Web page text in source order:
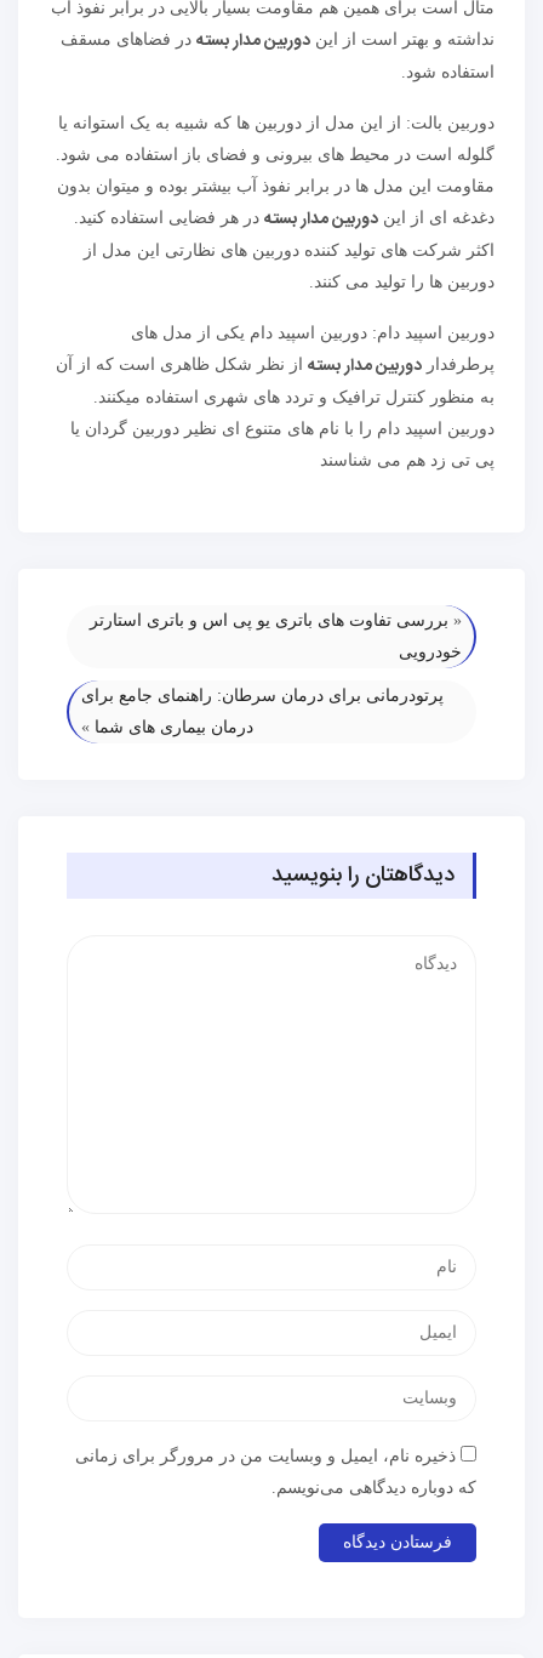
متال است برای همین هم مقاومت بسیار بالایی در برابر نفوذ آب
نداشته و بهتر است از این دوربین مدار بسته در فضاهای مسقف
استفاده شود.
دوربین بالت: از این مدل از دوربین ها که شبیه به یک استوانه یا
گلوله است در محیط های بیرونی و فضای باز استفاده می شود.
مقاومت این مدل ها در برابر نفوذ آب بیشتر بوده و میتوان بدون
دغدغه ای از این دوربین مدار بسته در هر فضایی استفاده کنید.
اکثر شرکت های تولید کننده دوربین های نظارتی این مدل از
دوربین ها را تولید می کنند.
دوربین اسپید دام: دوربین اسپید دام یکی از مدل های
پرطرفدار دوربین مدار بسته از نظر شکل ظاهری است که از آن
به منظور کنترل ترافیک و تردد های شهری استفاده میکنند.
دوربین اسپید دام را با نام های متنوع ای نظیر دوربین گردان یا
پی تی زد هم می شناسند
« بررسی تفاوت های باتری یو پی اس و باتری استارتر
خودرویی
پرتودرمانی برای درمان سرطان: راهنمای جامع برای
درمان بیماری های شما »
دیدگاهتان را بنویسید
ذخیره نام، ایمیل و وبسایت من در مرورگر برای زمانی
که دوباره دیدگاهی می‌نویسم.